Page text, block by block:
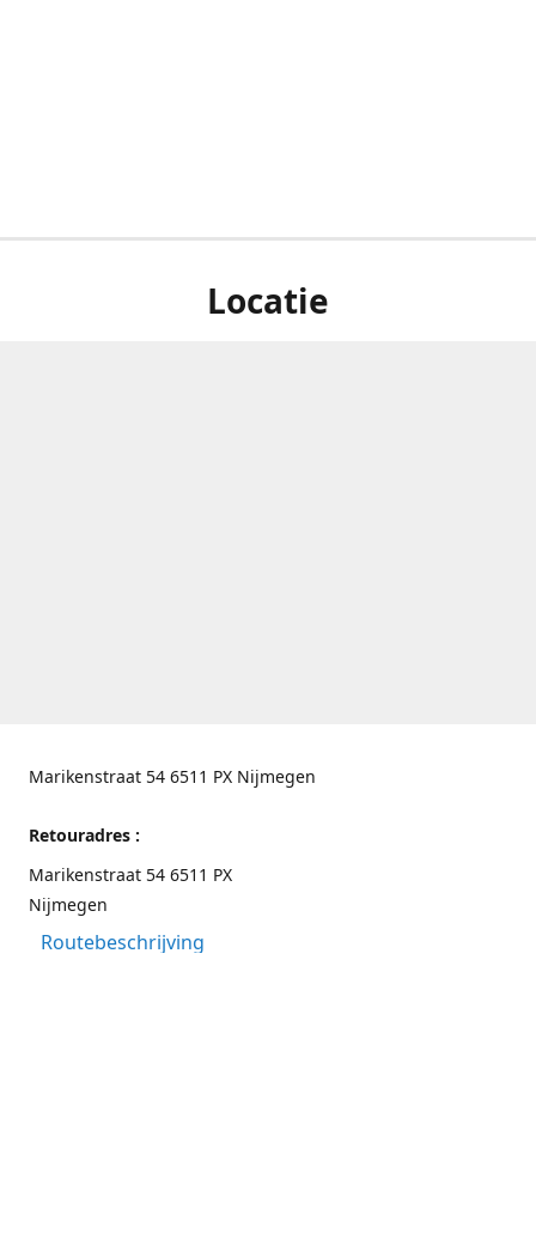
Locatie
Marikenstraat 54 6511 PX Nijmegen
Retouradres :
Marikenstraat 54 6511 PX
Nijmegen
Routebeschrijving